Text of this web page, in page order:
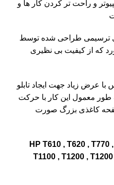
و راحت تر کردن کار ها و
ترسیمی طراحی شده توسط
که از کیفیت بی نظیری
با عرض زیاد جهت ایجاد تابلو
معمول این كار با حركت
كاغذی بزرگ صورت
هد پلاتر 72 با پرینتر های مدل HP T610 , T620 , T770 ,
T1100 , T1200 ,